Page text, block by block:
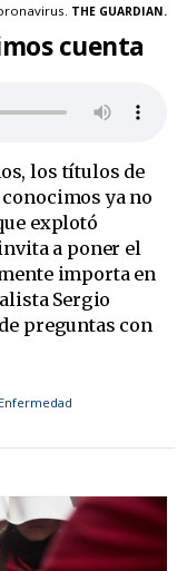
THE GUARDIAN.
cuenta
los títulos de
ya no
explotó
a poner el
importa en
Sergio
preguntas con